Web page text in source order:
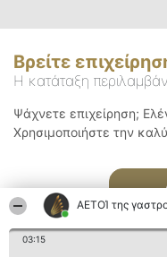
ΑΕΤΟΊ της
03:15
Βρείτε
Η κατάταξη
Ψάχνετε επιχείρηση;
Χρησιμοποιήστε την